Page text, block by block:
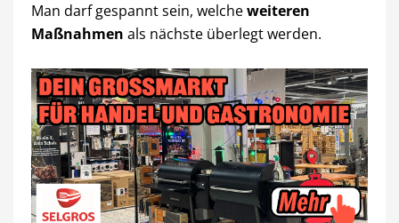
Man darf gespannt sein, welcheweiteren
Maßnahmen als nächste überlegt werden.